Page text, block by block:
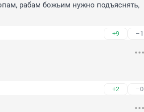
рабам божьим нужно подъяснять,
+9 –1
+2 –0